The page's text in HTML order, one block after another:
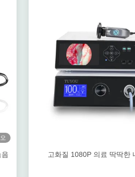
고화질 1080P 의료 딱딱한